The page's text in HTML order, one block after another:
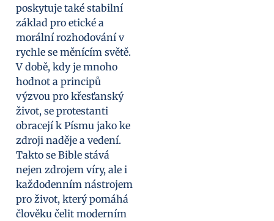
poskytuje také stabilní
základ pro etické a
morální rozhodování v
rychle se měnícím světě.
V době, kdy je mnoho
hodnot a principů
výzvou pro křesťanský
život, se protestanti
obracejí k Písmu jako ke
zdroji naděje a vedení.
Takto se Bible stává
nejen zdrojem víry, ale i
každodenním nástrojem
pro život, který pomáhá
člověku čelit moderním